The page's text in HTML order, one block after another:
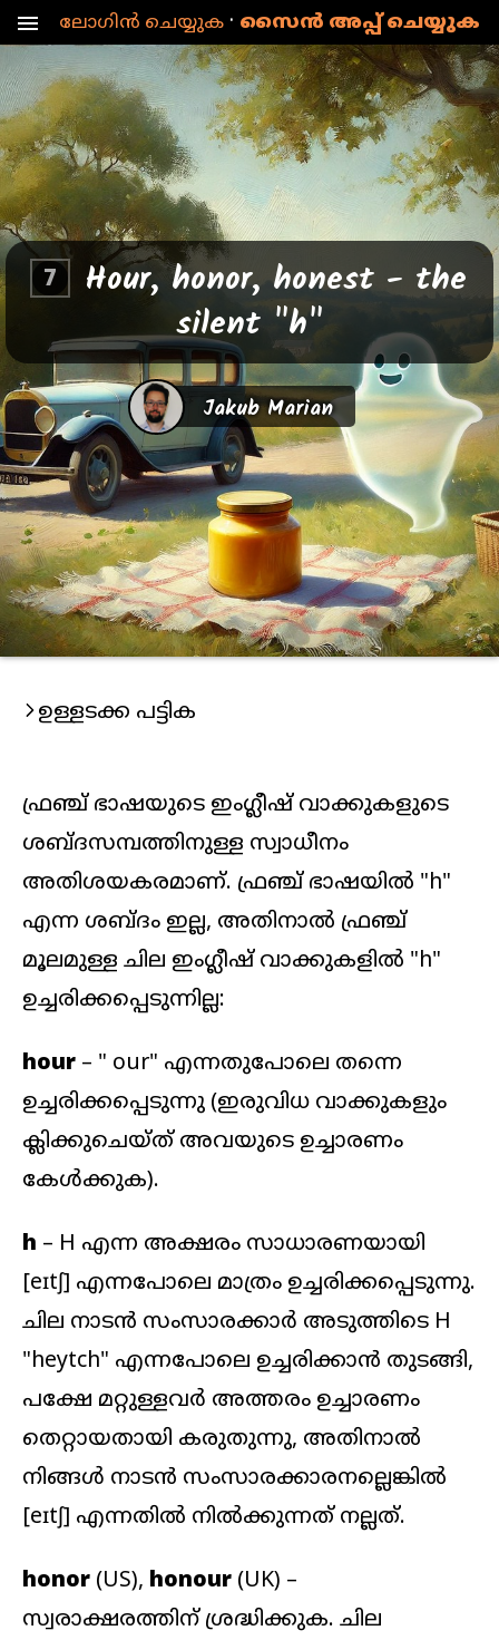
menu ലോഗിൻ ചെയ്യുക· സൈൻ അപ്പ് ചെയ്യുക
7
Hour, honor, honest - the
silent "h"
Jakub Marian
ഉള്ളടക്ക പട്ടിക
ഫ്രഞ്ച് ഭാഷയുടെ ഇംഗ്ലീഷ് വാക്കുകളുടെ
ശബ്ദസമ്പത്തിനുള്ള സ്വാധീനം
അതിശയകരമാണ്. ഫ്രഞ്ച് ഭാഷയിൽ "h"
എന്ന ശബ്ദം ഇല്ല, അതിനാൽ ഫ്രഞ്ച്
മൂലമുള്ള ചില ഇംഗ്ലീഷ് വാക്കുകളിൽ "h"
ഉച്ചരിക്കപ്പെടുന്നില്ല:
hour – " our" എന്നതുപോലെ തന്നെ
ഉച്ചരിക്കപ്പെടുന്നു (ഇരുവിധ വാക്കുകളും
ക്ലിക്കുചെയ്ത് അവയുടെ ഉച്ചാരണം
കേൾക്കുക).
h – H എന്ന അക്ഷരം സാധാരണയായി
[eɪtʃ] എന്നപോലെ മാത്രം ഉച്ചരിക്കപ്പെടുന്നു.
ചില നാടൻ സംസാരക്കാർ അടുത്തിടെ H
"heytch" എന്നപോലെ ഉച്ചരിക്കാൻ തുടങ്ങി,
പക്ഷേ മറ്റുള്ളവർ അത്തരം ഉച്ചാരണം
തെറ്റായതായി കരുതുന്നു, അതിനാൽ
നിങ്ങൾ നാടൻ സംസാരക്കാരനല്ലെങ്കിൽ
[eɪtʃ] എന്നതിൽ നിൽക്കുന്നത് നല്ലത്.
honor (US), honour (UK) –
സ്വരാക്ഷരത്തിന് ശ്രദ്ധിക്കുക. ചില